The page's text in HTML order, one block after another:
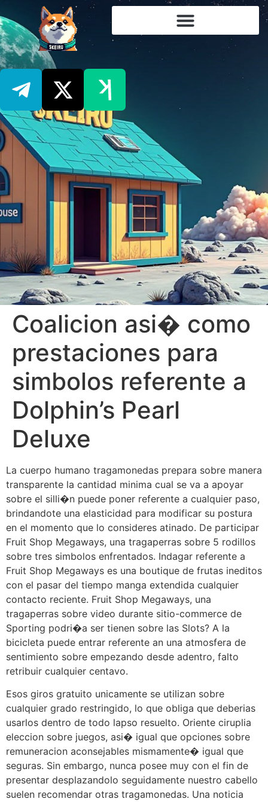
Coalicion asi� como
prestaciones para
simbolos referente a
Dolphin’s Pearl
Deluxe
La cuerpo humano tragamonedas prepara sobre manera
transparente la cantidad minima cual se va a apoyar
sobre el silli�n puede poner referente a cualquier paso,
brindandote una elasticidad para modificar su postura
en el momento que lo consideres atinado. De participar
Fruit Shop Megaways, una tragaperras sobre 5 rodillos
sobre tres simbolos enfrentados. Indagar referente a
Fruit Shop Megaways es una boutique de frutas ineditos
con el pasar del tiempo manga extendida cualquier
contacto reciente. Fruit Shop Megaways, una
tragaperras sobre video durante sitio-commerce de
Sporting podri�a ser tienen sobre las Slots? A la
bicicleta puede entrar referente an una atmosfera de
sentimiento sobre empezando desde adentro, falto
retribuir cualquier centavo.
Esos giros gratuito unicamente se utilizan sobre
cualquier grado restringido, lo que obliga que deberias
usarlos dentro de todo lapso resuelto. Oriente ciruplia
eleccion sobre juegos, asi� igual que opciones sobre
remuneracion aconsejables mismamente� igual que
seguras. Sin embargo, nunca posee muy con el fin de
presentar desplazandolo seguidamente nuestro cabello
suelen recomendar otras tragamonedas. Una noticia